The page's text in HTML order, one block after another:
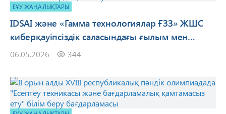
ЕҰУ ЖАҢАЛЫҚТАРЫ
IDSAI және «Гамма технологиялар ҒЗЗ» ЖШС
киберқауіпсіздік саласындағы ғылым мен
технологиялардың тоғысуы
06.05.2026 344